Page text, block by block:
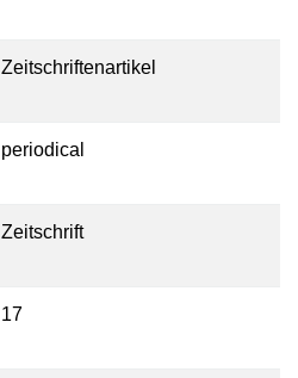
Zeitschriftenartikel
periodical
Zeitschrift
17